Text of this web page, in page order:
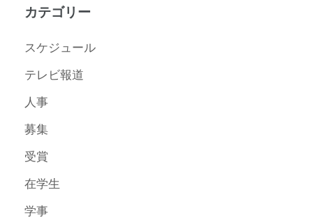
カテゴリー
スケジュール
テレビ報道
人事
募集
受賞
在学生
学事